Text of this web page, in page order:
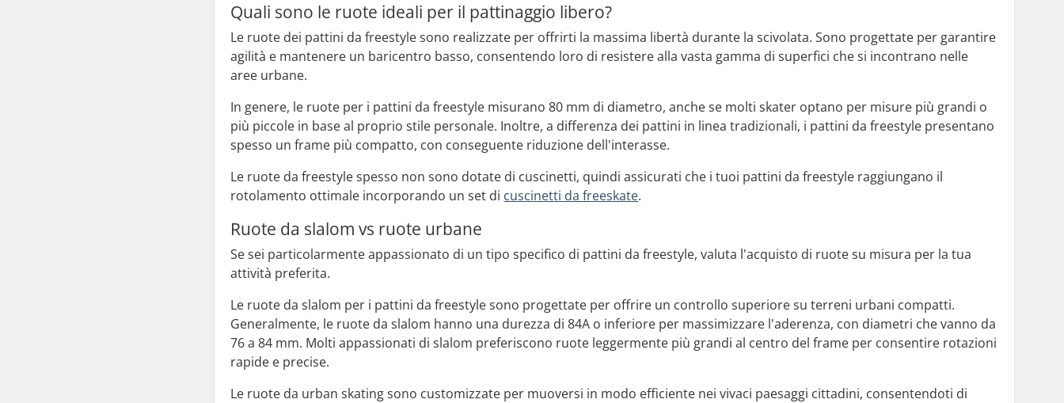
Quali sono le ruote ideali per il pattinaggio libero?
Le ruote dei pattini da freestyle sono realizzate per offrirti la massima libertà durante la scivolata. Sono progettate per garantire
agilità e mantenere un baricentro basso, consentendo loro di resistere alla vasta gamma di superfici che si incontrano nelle
aree urbane.
In genere, le ruote per i pattini da freestyle misurano 80 mm di diametro, anche se molti skater optano per misure più grandi o
più piccole in base al proprio stile personale. Inoltre, a differenza dei pattini in linea tradizionali, i pattini da freestyle presentano
spesso un frame più compatto, con conseguente riduzione dell'interasse.
Le ruote da freestyle spesso non sono dotate di cuscinetti, quindi assicurati che i tuoi pattini da freestyle raggiungano il
rotolamento ottimale incorporando un set di cuscinetti da freeskate.
Ruote da slalom vs ruote urbane
Se sei particolarmente appassionato di un tipo specifico di pattini da freestyle, valuta l'acquisto di ruote su misura per la tua
attività preferita.
Le ruote da slalom per i pattini da freestyle sono progettate per offrire un controllo superiore su terreni urbani compatti.
Generalmente, le ruote da slalom hanno una durezza di 84A o inferiore per massimizzare l'aderenza, con diametri che vanno da
76 a 84 mm. Molti appassionati di slalom preferiscono ruote leggermente più grandi al centro del frame per consentire rotazioni
rapide e precise.
Le ruote da urban skating sono customizzate per muoversi in modo efficiente nei vivaci paesaggi cittadini, consentendoti di